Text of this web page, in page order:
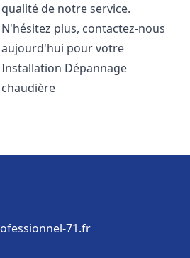
qualité de notre service.
N'hésitez plus, contactez-nous
aujourd'hui pour votre
Installation Dépannage
chaudière
71.fr